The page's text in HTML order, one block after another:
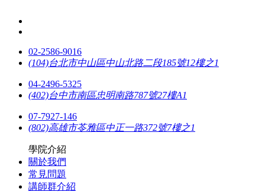
02-2586-9016
(104)台北市中山區中山北路二段185號12樓之1
04-2496-5325
(402)台中市南區忠明南路787號27樓A1
07-7927-146
(802)高雄市苓雅區中正一路372號7樓之1
學院介紹
關於我們
常見問題
講師群介紹